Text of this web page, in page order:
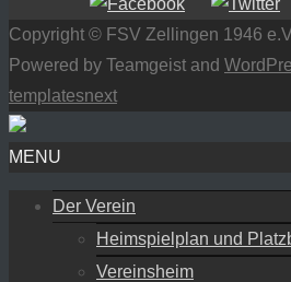
Copyright © FSV Zellingen 1946
Powered by Teamgeist and
templatesnext
MENU
Der Verein
Heimspielplan und
Vereinsheim